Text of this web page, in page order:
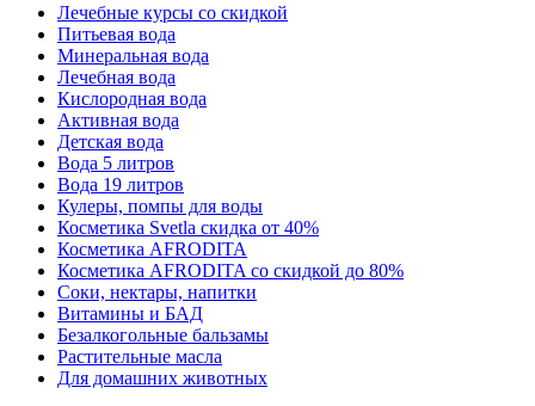
Лечебные курсы со скидкой
Питьевая вода
Минеральная вода
Лечебная вода
Кислородная вода
Активная вода
Детская вода
Вода 5 литров
Вода 19 литров
Кулеры, помпы для воды
Косметика Svetla скидка от 40%
Косметика AFRODITA
Косметика AFRODITA со скидкой до 80%
Соки, нектары, напитки
Витамины и БАД
Безалкогольные бальзамы
Растительные масла
Для домашних животных